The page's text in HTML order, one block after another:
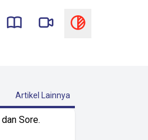
Artikel Lainnya
Sore.